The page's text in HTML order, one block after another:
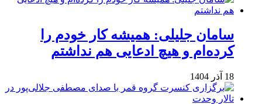
سامان جلیلی: همیشه کار خودم را
کرده‌ام و هیچ ادعایی هم نداشتم
18 آذر 1404